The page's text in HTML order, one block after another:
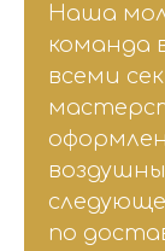
Наша
команда
всеми
по